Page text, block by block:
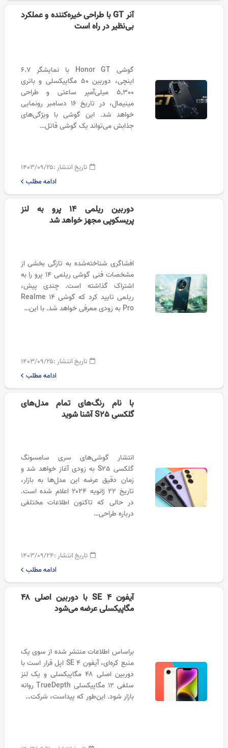
آنر GT با طراحی خیره‌کننده و عملکرد
بی‌نظیر در راه است
گوشی Honor GT با نمایشگر 6.7
اینچی، دوربین 50 مگاپیکسلی و باتری
5,300 میلی‌آمپر ساعتی و طراحی
مینیمال، در تاریخ 16 دسامبر رونمایی
خواهد شد. این گوشی با ویژگی‌های
جذابش می‌تواند یک گوشی قاتل…
تاریخ انتشار :۱۴۰۳/۰۹/۲۵
ادامه مطلب
دوربین ریلمی 14 پرو به لنز
پریسکوپی مجهز خواهد شد
افشاگری شناخته‌شده به تازگی بخشی از
مشخصات فنی گوشی ریلمی ۱۴ پرو را به
اشتراک گذاشته است. چندی پیش،
ریلمی تایید کرد که گوشی Realme 14
Pro به زودی معرفی خواهد شد. با این…
تاریخ انتشار :۱۴۰۳/۰۹/۲۵
ادامه مطلب
با نام رنگ‌های تمام مدل‌های
گلکسی S25 آشنا شوید
انتشار گوشی‌های سری سامسونگ
گلکسی S25 به زودی آغاز خواهد شد و
زمان دقیق عرضه این مدل‌ها به بازار،
تاریخ ۲۲ ژانویه ۲۰۲۴ اعلام شده است.
در حالی که تاکنون اطلاعات مختلفی
درباره طراحی…
تاریخ انتشار :۱۴۰۳/۰۹/۲۴
ادامه مطلب
آیفون SE 4 با دوربین اصلی ۴۸
مگاپیکسلی عرضه می‌شود
براساس اطلاعات منتشر شده از سوی یک
منبع کره‌ای، آیفون SE 4 اپل قرار است با
دوربین اصلی ۴۸ مگاپیکسلی و یک لنز
سلفی ۱۲ مگاپیکسلی TrueDepth روانه
بازار شود. این‌طور که پیداست، شرکت…